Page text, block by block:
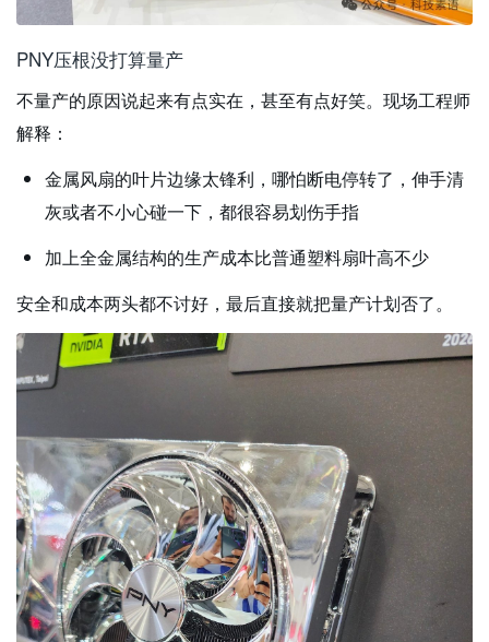
PNY压根没打算量产
不量产的原因说起来有点实在，甚至有点好笑。现场工程师
解释：
金属风扇的叶片边缘太锋利，哪怕断电停转了，伸手清
灰或者不小心碰一下，都很容易划伤手指
加上全金属结构的生产成本比普通塑料扇叶高不少
安全和成本两头都不讨好，最后直接就把量产计划否了。